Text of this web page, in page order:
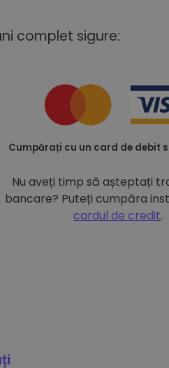
complet sigure:
Cumpărați cu un card de debit
Nu aveți timp să așteptați
bancare? Puteți cumpăra
cardul de credit.